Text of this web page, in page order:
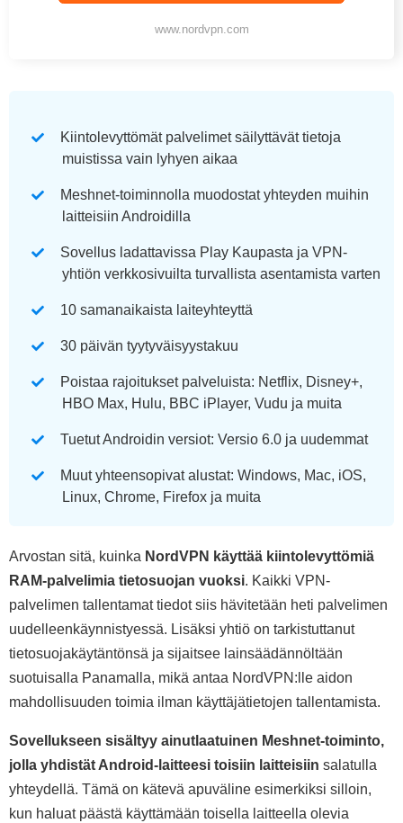
www.nordvpn.com
Kiintolevyttömät palvelimet säilyttävät tietoja
muistissa vain lyhyen aikaa
Meshnet-toiminnolla muodostat yhteyden muihin
laitteisiin Androidilla
Sovellus ladattavissa Play Kaupasta ja VPN-
yhtiön verkkosivuilta turvallista asentamista varten
10 samanaikaista laiteyhteyttä
30 päivän tyytyväisyystakuu
Poistaa rajoitukset palveluista: Netflix, Disney+,
HBO Max, Hulu, BBC iPlayer, Vudu ja muita
Tuetut Androidin versiot: Versio 6.0 ja uudemmat
Muut yhteensopivat alustat: Windows, Mac, iOS,
Linux, Chrome, Firefox ja muita
Arvostan sitä, kuinka NordVPN käyttää kiintolevyttömiä
RAM-palvelimia tietosuojan vuoksi. Kaikki VPN-
palvelimen tallentamat tiedot siis hävitetään heti palvelimen
uudelleenkäynnistyessä. Lisäksi yhtiö on tarkistuttanut
tietosuojakäytäntönsä ja sijaitsee lainsäädännöltään
suotuisalla Panamalla, mikä antaa NordVPN:lle aidon
mahdollisuuden toimia ilman käyttäjätietojen tallentamista.
Sovellukseen sisältyy ainutlaatuinen Meshnet-toiminto,
jolla yhdistät Android-laitteesi toisiin laitteisiin salatulla
yhteydellä. Tämä on kätevä apuväline esimerkiksi silloin,
kun haluat päästä käyttämään toisella laitteella olevia